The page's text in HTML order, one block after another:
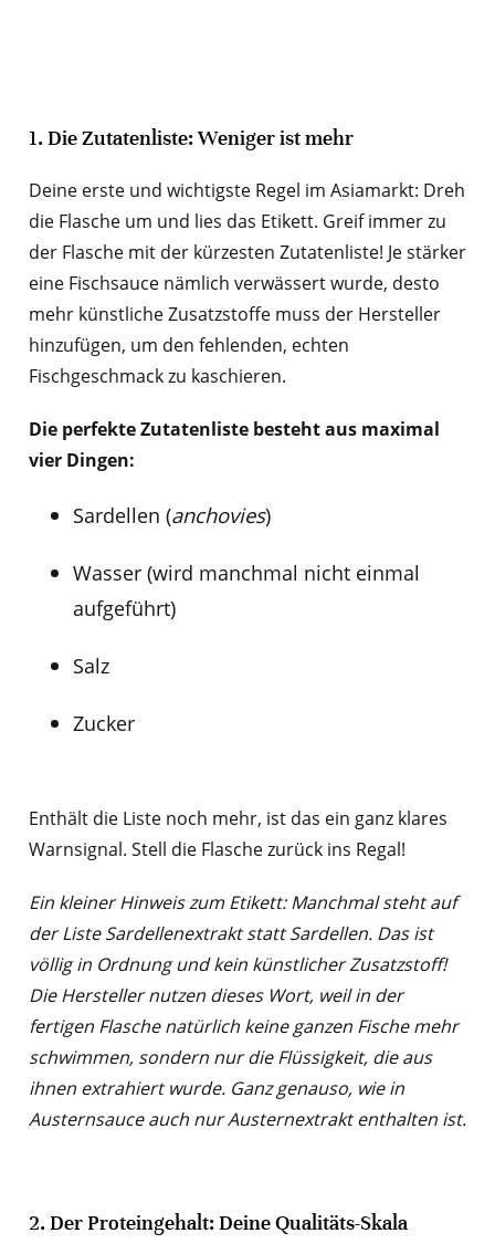
1. Die Zutatenliste: Weniger ist mehr
Deine erste und wichtigste Regel im Asiamarkt: Dreh
die Flasche um und lies das Etikett. Greif immer zu
der Flasche mit der kürzesten Zutatenliste! Je stärker
eine Fischsauce nämlich verwässert wurde, desto
mehr künstliche Zusatzstoffe muss der Hersteller
hinzufügen, um den fehlenden, echten
Fischgeschmack zu kaschieren.
Die perfekte Zutatenliste besteht aus maximal
vier Dingen:
Sardellen (anchovies)
Wasser (wird manchmal nicht einmal
aufgeführt)
Salz
Zucker
Enthält die Liste noch mehr, ist das ein ganz klares
Warnsignal. Stell die Flasche zurück ins Regal!
Ein kleiner Hinweis zum Etikett: Manchmal steht auf
der Liste Sardellenextrakt statt Sardellen. Das ist
völlig in Ordnung und kein künstlicher Zusatzstoff!
Die Hersteller nutzen dieses Wort, weil in der
fertigen Flasche natürlich keine ganzen Fische mehr
schwimmen, sondern nur die Flüssigkeit, die aus
ihnen extrahiert wurde. Ganz genauso, wie in
Austernsauce auch nur Austernextrakt enthalten ist.
2. Der Proteingehalt: Deine Qualitäts-Skala